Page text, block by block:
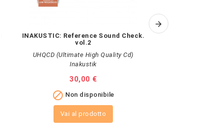
INAKUSTIC: Reference Sound Check.
vol.2
UHQCD (Ultimate High Quality Cd)
Inakustik
Prezzo
30,00 €
 Non disponibile
Vai al prodotto